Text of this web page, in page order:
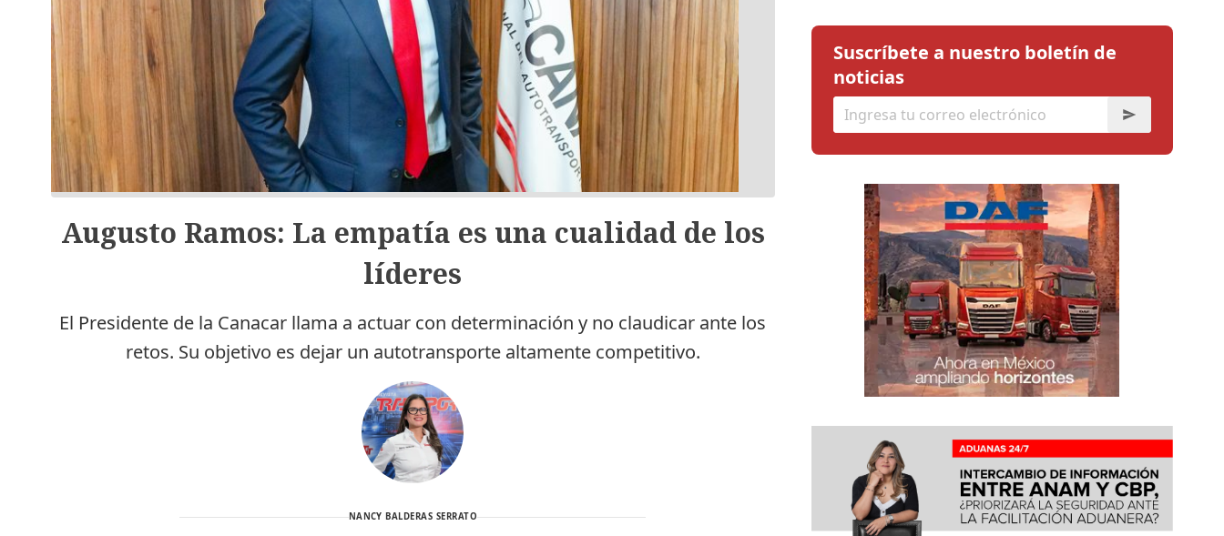
Augusto Ramos: La empatía es una cualidad de los
líderes
El Presidente de la Canacar llama a actuar con determinación y no claudicar ante los
retos. Su objetivo es dejar un autotransporte altamente competitivo.
NANCY BALDERAS SERRATO
Suscríbete a nuestro boletín de
noticias